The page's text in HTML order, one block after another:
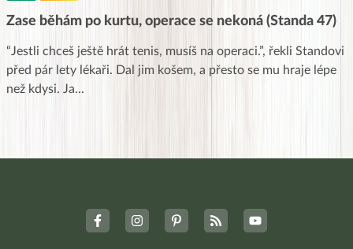
Zase běhám po kurtu, operace se nekoná (Standa 47)
“Jestli chceš ještě hrát tenis, musíš na operaci.”, řekli Standovi
před pár lety lékaři. Dal jim košem, a přesto se mu hraje lépe
než kdysi. Ja...